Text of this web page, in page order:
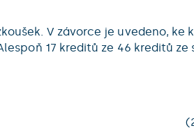
V závorce je uvedeno,
17 kreditů ze 46 kreditů